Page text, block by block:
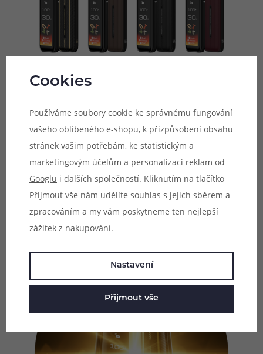
Vysoký výkon, bohaté možnosti
Díky výkonu až 30 W model zvládá jak klasický
styl
potahování, tak
RDL pro hutnější oblaka páry. Inteligentní
režim navíc automaticky rozpozná odpor žhavicí hlavy a
přizpůsobí hodnotu výkonu. Díky
bočnímu ovládání
proudění vzduchu
můžete navíc detailně doladit tuhost
potahu. K dispozici je i automatická aktivace potahem
manuální aktivace tlačítkem
podle toho, co vám
nejvíce vyhovuje.
Cookies
Používáme soubory cookie ke správnému fungování
vašeho oblíbeného e-shopu, k přizpůsobení obsahu
stránek vašim potřebám, ke statistickým a
marketingovým účelům a personalizaci reklam od
Googlu i dalších společností. Kliknutím na tlačítko
Přijmout vše nám udělíte souhlas s jejich sběrem a
zpracováním a my vám poskytneme ten nejlepší
zážitek z nakupování.
Nastavení
Přijmout vše